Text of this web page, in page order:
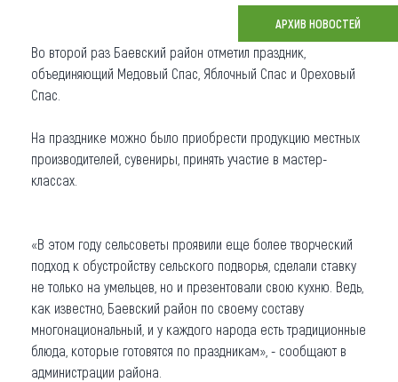
О регионе
Другие рубрики
АРХИВ НОВОСТЕЙ
Во второй раз Баевский район отметил праздник,
объединяющий Медовый Спас, Яблочный Спас и Ореховый
Спас.
На празднике можно было приобрести продукцию местных
производителей, сувениры, принять участие в мастер-
классах.
«В этом году сельсоветы проявили еще более творческий
подход к обустройству сельского подворья, сделали ставку
не только на умельцев, но и презентовали свою кухню. Ведь,
как известно, Баевский район по своему составу
многонациональный, и у каждого народа есть традиционные
блюда, которые готовятся по праздникам», - сообщают в
администрации района.